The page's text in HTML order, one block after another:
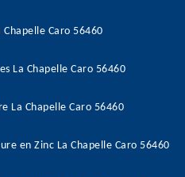
Caro 56460
La Chapelle Caro 56460
La Chapelle Caro 56460
en Zinc La Chapelle Caro 56460